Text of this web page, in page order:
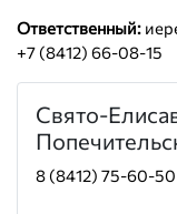
Ответственный:
+7 (8412) 66-08-15
Свято-
8 (8412) 75-60-50